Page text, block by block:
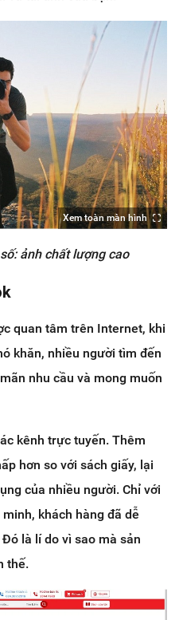
Xem toàn màn hình
ảnh chất lượng cao
quan tâm trên Internet, khi
khăn, nhiều người tìm đến
nhu cầu và mong muốn
kênh trực tuyến. Thêm
hơn so với sách giấy, lại
của nhiều người. Chỉ với
khách hàng đã dễ
là lí do vì sao mà sản
thế.